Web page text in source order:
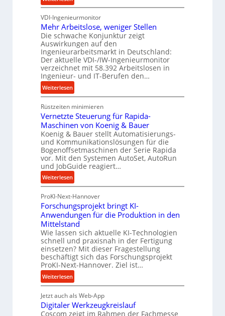
a
h
r
K
r
o
n
e
s
s
t
e
i
r
t
U
m
s
a
t
z
u
n
d
A
u
f
t
r
a
g
s
e
i
VDI-Ingenieurmonitor
Mehr Arbeitslose, weniger Stellen
Die schwache Konjunktur zeigt
Auswirkungen auf den
Ingenieurarbeitsmarkt in Deutschland:
Der aktuelle VDI-/IW-Ingenieurmonitor
verzeichnet mit 58.392 Arbeitslosen in
Ingenieur- und IT-Berufen den…
Weiterlesen:
M
e
h
r
A
r
b
e
i
t
o
e
,
w
e
n
i
g
e
r
Rüstzeiten minimieren
Vernetzte Steuerung für Rapida-
Maschinen von Koenig & Bauer
Koenig & Bauer stellt Automatisierungs-
und Kommunikationslösungen für die
Bogenoffsetmaschinen der Serie Rapida
vor. Mit den Systemen AutoSet, AutoRun
und JobGuide reagiert…
Weiterlesen:
V
e
r
n
e
t
z
t
e
S
t
e
u
e
ProKI-Next-Hannover
Forschungsprojekt bringt KI-
Anwendungen für die Produktion in den
Mittelstand
Wie lassen sich aktuelle KI-Technologien
schnell und praxisnah in der Fertigung
einsetzen? Mit dieser Fragestellung
beschäftigt sich das Forschungsprojekt
ProKI-Next-Hannover. Ziel ist…
Weiterlesen:
F
o
r
s
Jetzt auch als Web-App
Digitaler Werkzeugkreislauf
Coscom zeigt im Rahmen der Fachmesse